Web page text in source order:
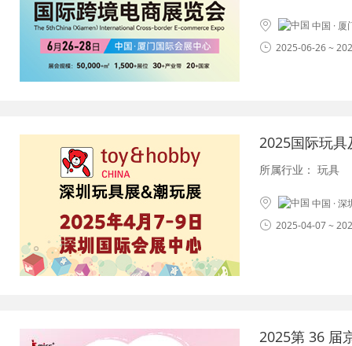
中国 ·
2025-06-26 ~
2025国际玩
所属行业： 玩具
中国 ·
2025-04-07 ~
2025第 36 届